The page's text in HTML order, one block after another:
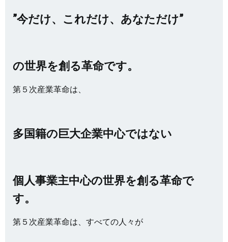
”今だけ、これだけ、あなただけ”
の世界を創る革命です。
第５次産業革命は、
多国籍の巨大企業中心ではない
個人事業主中心の世界を創る革命で
す。
第５次産業革命は、すべての人々が